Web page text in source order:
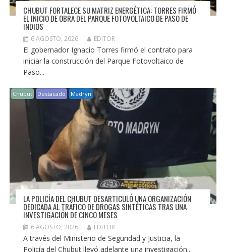
CHUBUT FORTALECE SU MATRIZ ENERGÉTICA: TORRES FIRMÓ
EL INICIO DE OBRA DEL PARQUE FOTOVOLTAICO DE PASO DE
INDIOS
6 AGOSTO, 2026 EDITOR
El gobernador Ignacio Torres firmó el contrato para
iniciar la construcción del Parque Fotovoltaico de
Paso...
Chubut Destacado Madryn
LA POLICÍA DEL CHUBUT DESARTICULÓ UNA ORGANIZACIÓN
DEDICADA AL TRÁFICO DE DROGAS SINTÉTICAS TRAS UNA
INVESTIGACIÓN DE CINCO MESES
6 AGOSTO, 2026 EDITOR
A través del Ministerio de Seguridad y Justicia, la
Policía del Chubut llevó adelante una investigación...